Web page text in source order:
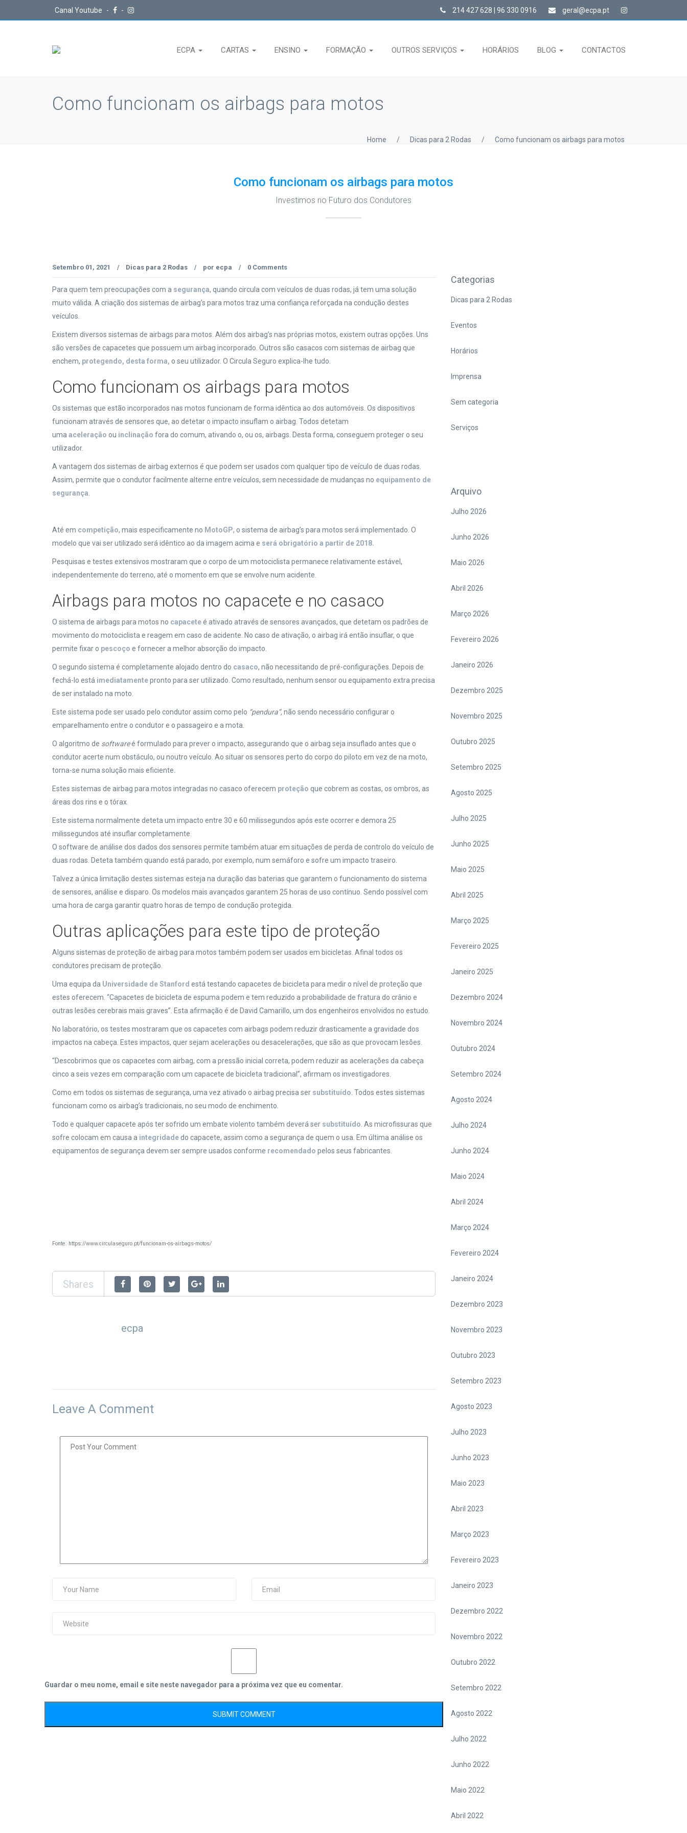
Canal Youtube - - 214 427 628 | 96 330 0916 geral@ecpa.pt
ECPA CARTAS ENSINO FORMAÇÃO OUTROS SERVIÇOS HORÁRIOS BLOG CONTACTOS
Como funcionam os airbags para motos
Home / Dicas para 2 Rodas / Como funcionam os airbags para motos
Como funcionam os airbags para motos
Investimos no Futuro dos Condutores
Setembro 01, 2021 / Dicas para 2 Rodas / por ecpa / 0 Comments
Para quem tem preocupações com a segurança, quando circula com veículos de duas rodas, já tem uma solução
muito válida. A criação dos sistemas de airbag’s para motos traz uma confiança reforçada na condução destes
veículos.
Existem diversos sistemas de airbags para motos. Além dos airbag’s nas próprias motos, existem outras opções. Uns
são versões de capacetes que possuem um airbag incorporado. Outros são casacos com sistemas de airbag que
enchem, protegendo, desta forma, o seu utilizador. O Circula Seguro explica-lhe tudo.
Como funcionam os airbags para motos
Os sistemas que estão incorporados nas motos funcionam de forma idêntica ao dos automóveis. Os dispositivos
funcionam através de sensores que, ao detetar o impacto insuflam o airbag. Todos detetam
uma aceleração ou inclinação fora do comum, ativando o, ou os, airbags. Desta forma, conseguem proteger o seu
utilizador.
A vantagem dos sistemas de airbag externos é que podem ser usados com qualquer tipo de veículo de duas rodas.
Assim, permite que o condutor facilmente alterne entre veículos, sem necessidade de mudanças no equipamento de
segurança
Até em competição, mais especificamente no MotoGP, o sistema de airbag’s para motos será implementado. O
modelo que vai ser utilizado será idêntico ao da imagem acima e será obrigatório a partir de 2018.
Pesquisas e testes extensivos mostraram que o corpo de um motociclista permanece relativamente estável,
independentemente do terreno, até o momento em que se envolve num acidente.
Airbags para motos no capacete e no casaco
O sistema de airbags para motos no capaceteé ativado através de sensores avançados, que detetam os padrões de
movimento do motociclista e reagem em caso de acidente. No caso de ativação, o airbag irá então insuflar, o que
permite fixar o pescoço e fornecer a melhor absorção do impacto.
O segundo sistema é completamente alojado dentro do casaco, não necessitando de pré-configurações. Depois de
fechá-lo está imediatamentepronto para ser utilizado. Como resultado, nenhum sensor ou equipamento extra precisa
de ser instalado na moto.
Este sistema pode ser usado pelo condutor assim como pelo “pendura”,não sendo necessário configurar o
emparelhamento entre o condutor e o passageiro e a mota.
O algoritmo de softwareé formulado para prever o impacto, assegurando que o airbag seja insuflado antes que o
condutor acerte num obstáculo, ou noutro veículo. Ao situar os sensores perto do corpo do piloto em vez de na moto,
torna-se numa solução mais eficiente.
Estes sistemas de airbag para motos integradas no casaco oferecem proteção que cobrem as costas, os ombros, as
áreas dos rins e o tórax.
Este sistema normalmente deteta um impacto entre 30 e 60 milissegundos após este ocorrer e demora 25
milissegundos até insuflar completamente.
O software de análise dos dados dos sensores permite também atuar em situações de perda de controlo do veículo de
duas rodas. Deteta também quando está parado, por exemplo, num semáforo e sofre um impacto traseiro.
Talvez a única limitação destes sistemas esteja na duração das baterias que garantem o funcionamento do sistema
de sensores, análise e disparo. Os modelos mais avançados garantem 25 horas de uso contínuo. Sendo possível com
uma hora de carga garantir quatro horas de tempo de condução protegida.
Outras aplicações para este tipo de proteção
Alguns sistemas de proteção de airbag para motos também podem ser usados em bicicletas. Afinal todos os
condutores precisam de proteção.
Uma equipa da Universidade de Stanford está testando capacetes de bicicleta para medir o nível de proteção que
estes oferecem. “Capacetes de bicicleta de espuma podem e tem reduzido a probabilidade de fratura do crânio e
outras lesões cerebrais mais graves”. Esta afirmação é de David Camarillo, um dos engenheiros envolvidos no estudo.
No laboratório, os testes mostraram que os capacetes com airbags podem reduzir drasticamente a gravidade dos
impactos na cabeça. Estes impactos, quer sejam acelerações ou desacelerações, que são as que provocam lesões.
“Descobrimos que os capacetes com airbag, com a pressão inicial correta, podem reduzir as acelerações da cabeça
cinco a seis vezes em comparação com um capacete de bicicleta tradicional”, afirmam os investigadores.
Como em todos os sistemas de segurança, uma vez ativado o airbag precisa ser substituído . Todos estes sistemas
funcionam como os airbag’s tradicionais, no seu modo de enchimento.
Todo e qualquer capacete após ter sofrido um embate violento também deverá ser substituído . As microfissuras que
sofre colocam em causa a integridadedo capacete, assim como a segurança de quem o usa. Em última análise os
equipamentos de segurança devem ser sempre usados conforme recomendado pelos seus fabricantes.
Fonte: https://www.circulaseguro.pt/funcionam-os-airbags-motos/
Shares
ecpa
Leave A Comment
Guardar o meu nome, email e site neste navegador para a próxima vez que eu comentar.
Categorias
Dicas para 2 Rodas
Eventos
Horários
Imprensa
Sem categoria
Serviços
Arquivo
Julho 2026
Junho 2026
Maio 2026
Abril 2026
Março 2026
Fevereiro 2026
Janeiro 2026
Dezembro 2025
Novembro 2025
Outubro 2025
Setembro 2025
Agosto 2025
Julho 2025
Junho 2025
Maio 2025
Abril 2025
Março 2025
Fevereiro 2025
Janeiro 2025
Dezembro 2024
Novembro 2024
Outubro 2024
Setembro 2024
Agosto 2024
Julho 2024
Junho 2024
Maio 2024
Abril 2024
Março 2024
Fevereiro 2024
Janeiro 2024
Dezembro 2023
Novembro 2023
Outubro 2023
Setembro 2023
Agosto 2023
Julho 2023
Junho 2023
Maio 2023
Abril 2023
Março 2023
Fevereiro 2023
Janeiro 2023
Dezembro 2022
Novembro 2022
Outubro 2022
Setembro 2022
Agosto 2022
Julho 2022
Junho 2022
Maio 2022
Abril 2022